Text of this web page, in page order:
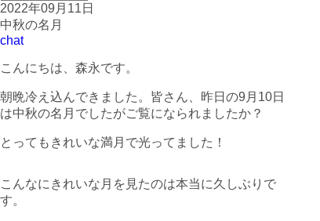
2022年09月11日
中秋の名月
chat
こんにちは、森永です。
朝晩冷え込んできました。皆さん、昨日の9月10日
は中秋の名月でしたがご覧になられましたか？
とってもきれいな満月で光ってました！
こんなにきれいな月を見たのは本当に久しぶりで
す。